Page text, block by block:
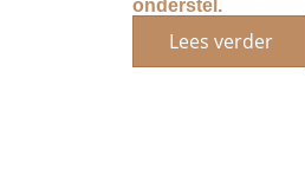
onderstel.
Lees verder